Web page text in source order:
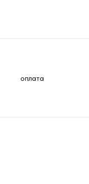
оплата